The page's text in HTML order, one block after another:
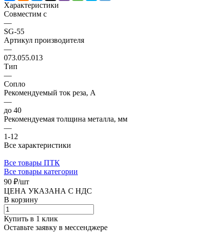
Характеристики
Совместим с
—
SG-55
Артикул производителя
—
073.055.013
Тип
—
Сопло
Рекомендуемый ток реза, А
—
до 40
Рекомендуемая толщина металла, мм
—
1-12
Все характеристики
Все товары ПТК
Все товары категории
90 ₽/шт
ЦЕНА УКАЗАНА С НДС
В корзину
Купить в 1 клик
Оставьте заявку в мессенджере